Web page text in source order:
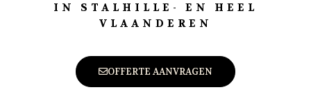
IN STALHILLE- EN HEEL
VLAANDEREN
OFFERTE AANVRAGEN